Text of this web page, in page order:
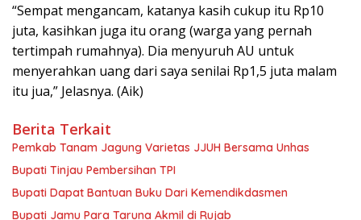
“Sempat mengancam, katanya kasih cukup itu Rp10
juta, kasihkan juga itu orang (warga yang pernah
tertimpah rumahnya). Dia menyuruh AU untuk
menyerahkan uang dari saya senilai Rp1,5 juta malam
itu jua,” Jelasnya. (Aik)
Berita Terkait
Pemkab Tanam Jagung Varietas JJUH Bersama Unhas
Bupati Tinjau Pembersihan TPI
Bupati Dapat Bantuan Buku Dari Kemendikdasmen
Bupati Jamu Para Taruna Akmil di Rujab